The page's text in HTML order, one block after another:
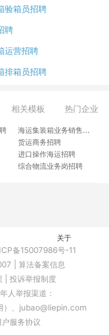
验箱员招聘
聘
运营招聘
排箱员招聘
相关模板 热门企业
海运集装箱业务销售招聘
货运商务招聘
进口操作海运招聘
综合物流业务岗招聘
头等舱专员招聘
关于